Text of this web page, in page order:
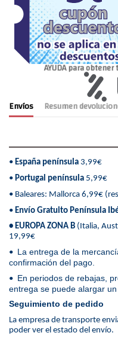
AYUDA para
Envíos Resumen
• España península 3,99€
• Portugal península 5,99€
• Baleares: Mallorca 6,99€
• Envío Gratuito Península
• EUROPA ZONA B (Italia,
19,99€
• La entrega de la
confirmación del pago.
• En periodos de rebajas,
entrega se puede alargar
Seguimiento de pedido
La empresa de transporte
poder ver el estado del envío.